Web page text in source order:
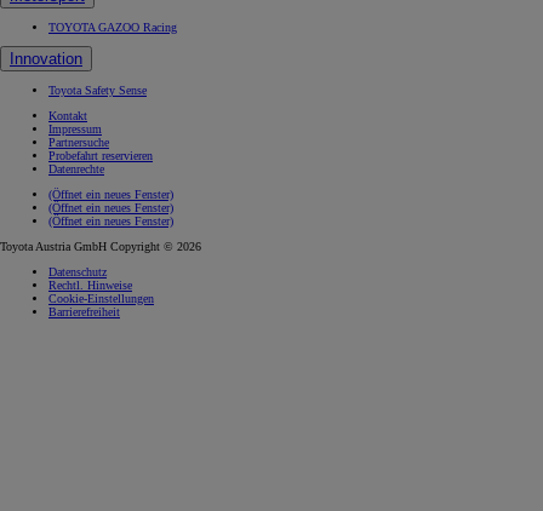
TOYOTA GAZOO Racing
Innovation
Toyota Safety Sense
Kontakt
Impressum
Partnersuche
Probefahrt reservieren
Datenrechte
(Öffnet ein neues Fenster)
(Öffnet ein neues Fenster)
(Öffnet ein neues Fenster)
Toyota Austria GmbH Copyright © 2026
Datenschutz
Rechtl. Hinweise
Cookie-Einstellungen
Barrierefreiheit